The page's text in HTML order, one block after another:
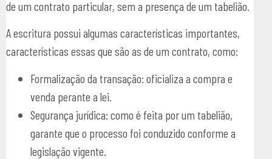
de um contrato particular, sem a presença de um tabelião.
A escritura possui algumas características importantes,
características essas que são as de um contrato, como:
Formalização da transação: oficializa a compra e
venda perante a lei.
Segurança jurídica: como é feita por um tabelião,
garante que o processo foi conduzido conforme a
legislação vigente.